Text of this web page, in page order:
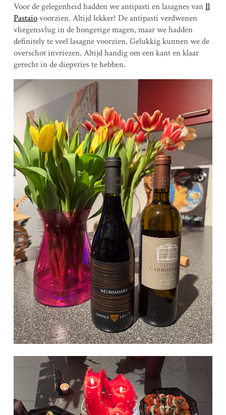
Voor de gelegenheid hadden we antipasti en lasagnes vanIl
Pastaiovoorzien. Altijd lekker! De antipasti verdwenen
vliegensvlug in de hongerige magen, maar we hadden
definitely te veel lasagne voorzien. Gelukkig kunnen we de
overschot invriezen. Altijd handig om een kant en klaar
gerecht in de diepvries te hebben.